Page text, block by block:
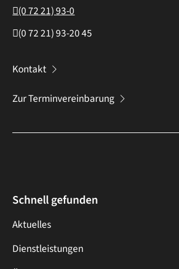
(07221) 93-0
(07221) 93-2045
Kontakt
Zur Terminvereinbarung
Schnell gefunden
Aktuelles
Dienstleistungen